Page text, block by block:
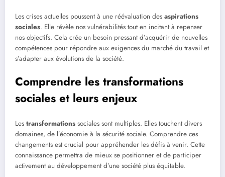
Les crises actuelles poussent à une réévaluation des aspirations
sociales. Elle révèle nos vulnérabilités tout en incitant à repenser
nos objectifs. Cela crée un besoin pressant d’acquérir de nouvelles
compétences pour répondre aux exigences du marché du travail et
s’adapter aux évolutions de la société.
Comprendre les transformations
sociales et leurs enjeux
Les transformations sociales sont multiples. Elles touchent divers
domaines, de l’économie à la sécurité sociale. Comprendre ces
changements est crucial pour appréhender les défis à venir. Cette
connaissance permettra de mieux se positionner et de participer
activement au développement d’une société plus équitable.